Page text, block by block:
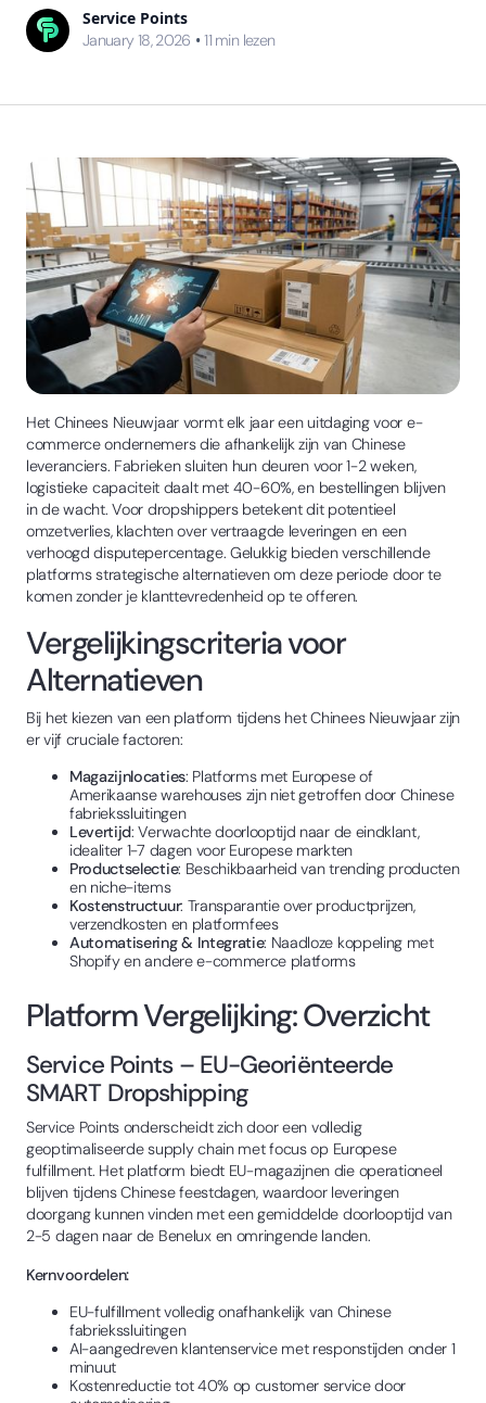
Service Points
January 18, 2026 • 11 min lezen
Het Chinees Nieuwjaar vormt elk jaar een uitdaging voor e-
commerce ondernemers die afhankelijk zijn van Chinese
leveranciers. Fabrieken sluiten hun deuren voor 1-2 weken,
logistieke capaciteit daalt met 40-60%, en bestellingen blijven
in de wacht. Voor dropshippers betekent dit potentieel
omzetverlies, klachten over vertraagde leveringen en een
verhoogd disputepercentage. Gelukkig bieden verschillende
platforms strategische alternatieven om deze periode door te
komen zonder je klanttevredenheid op te offeren.
Vergelijkingscriteria voor
Alternatieven
Bij het kiezen van een platform tijdens het Chinees Nieuwjaar zijn
er vijf cruciale factoren:
Magazijnlocaties: Platforms met Europese of
Amerikaanse warehouses zijn niet getroffen door Chinese
fabriekssluitingen
Levertijd: Verwachte doorlooptijd naar de eindklant,
idealiter 1-7 dagen voor Europese markten
Productselectie: Beschikbaarheid van trending producten
en niche-items
Kostenstructuur: Transparantie over productprijzen,
verzendkosten en platformfees
Automatisering & Integratie: Naadloze koppeling met
Shopify en andere e-commerce platforms
Platform Vergelijking: Overzicht
Service Points – EU-Georiënteerde
SMART Dropshipping
Service Points onderscheidt zich door een volledig
geoptimaliseerde supply chain met focus op Europese
fulfillment. Het platform biedt EU-magazijnen die operationeel
blijven tijdens Chinese feestdagen, waardoor leveringen
doorgang kunnen vinden met een gemiddelde doorlooptijd van
2-5 dagen naar de Benelux en omringende landen.
Kernvoordelen:
EU-fulfillment volledig onafhankelijk van Chinese
fabriekssluitingen
AI-aangedreven klantenservice met responstijden onder 1
minuut
Kostenreductie tot 40% op customer service door